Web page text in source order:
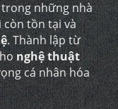
những nhà
còn tồn tại và
. Thành lập từ
nghệ thuật
cá nhân hóa